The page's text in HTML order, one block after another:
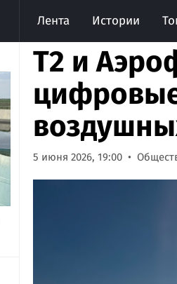
Лента Истории
Т2 и
5 июня 2026, 19:00